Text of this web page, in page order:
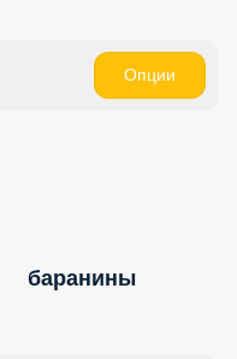
Опции